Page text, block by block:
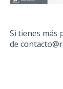
Si tienes más
de